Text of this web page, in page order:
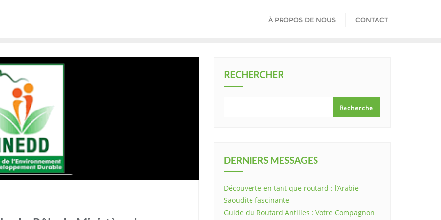
À PROPOS DE NOUS CONTACT
RECHERCHER
Recherche
DERNIERS MESSAGES
Découverte en tant que routard : l’Arabie
Saoudite fascinante
Guide du Routard Antilles : Votre Compagnon